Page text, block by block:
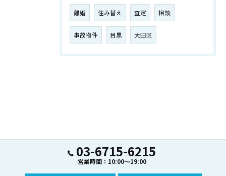
離婚 住み替え 査定 相談
事故物件 目黒 大田区
03-6715-6215
営業時間：10:00～19:00